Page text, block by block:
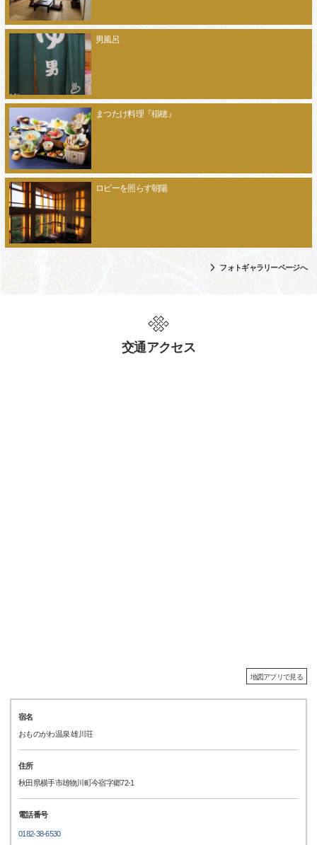
男風呂
まつたけ料理『稲穂』
ロビーを照らす朝陽
フォトギャラリーページへ
交通アクセス
地図アプリで見る
宿名
おものがわ温泉 雄川荘
住所
秋田県横手市雄物川町今宿字郷72-1
電話番号
0182-38-6530